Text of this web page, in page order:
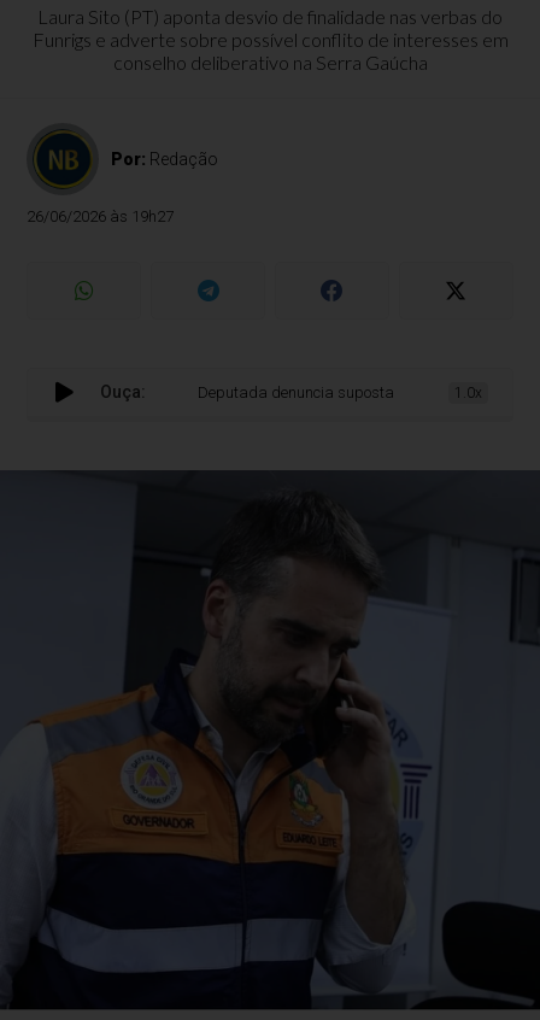
Laura Sito (PT) aponta desvio de finalidade nas verbas do
Funrigs e adverte sobre possível conflito de interesses em
conselho deliberativo na Serra Gaúcha
Por: Redação
26/06/2026 às 19h27
Ouça: Deputada denuncia suposta destinação de R$
1.0x